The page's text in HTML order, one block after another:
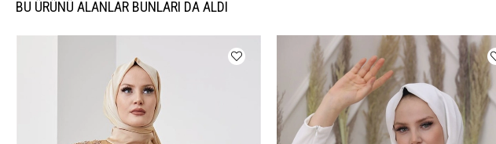
BU ÜRÜNÜ ALANLAR BUNLARI DA ALDI